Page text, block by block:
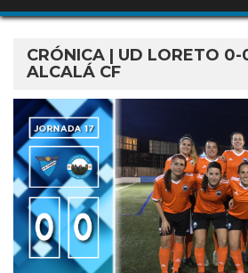
CRÓNICA | UD LORETO 0-
ALCALÁ CF